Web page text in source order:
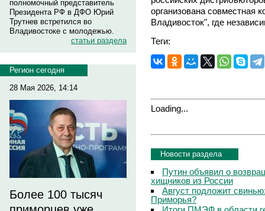
полномочный представитель
Президента РФ в ДФО Юрий
Трутнев встретился во
Владивостоке с молодежью.
статьи раздела
Регион сегодня
28 Мая 2026, 14:14
Более 100 тысяч
организована
Владивосток", где
Теги:
Loading...
Новости раздела
Путин объявил о
хищников из России
Август подложит
Приморья?